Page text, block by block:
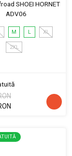
SHOEI HORNET
ADV06
M L XL
2XL